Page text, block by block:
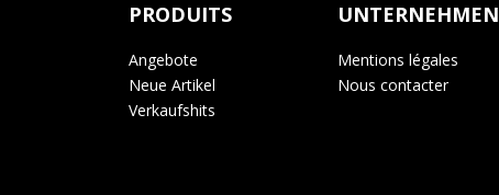
PRODUITS
Angebote
Neue Artikel
Verkaufshits
UNTERNEHMEN
Mentions légales
Nous contacter